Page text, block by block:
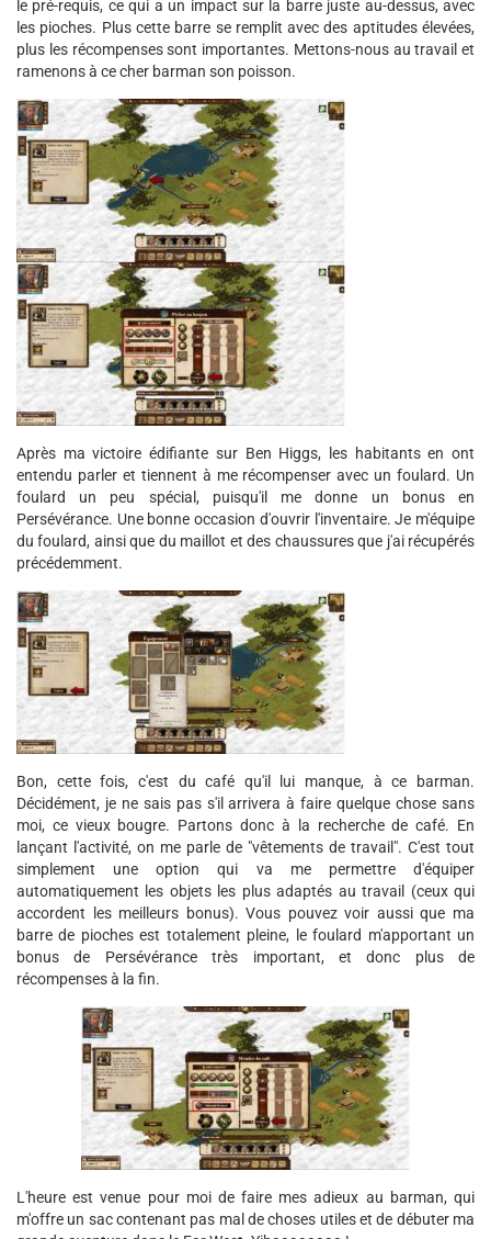
le pré-requis, ce qui a un impact sur la barre juste au-dessus, avec
les pioches. Plus cette barre se remplit avec des aptitudes élevées,
plus les récompenses sont importantes. Mettons-nous au travail et
ramenons à ce cher barman son poisson.
Après ma victoire édifiante sur Ben Higgs, les habitants en ont
entendu parler et tiennent à me récompenser avec un foulard. Un
foulard un peu spécial, puisqu'il me donne un bonus en
Persévérance. Une bonne occasion d'ouvrir l'inventaire. Je m'équipe
du foulard, ainsi que du maillot et des chaussures que j'ai récupérés
précédemment.
Bon, cette fois, c'est du café qu'il lui manque, à ce barman.
Décidément, je ne sais pas s'il arrivera à faire quelque chose sans
moi, ce vieux bougre. Partons donc à la recherche de café. En
lançant l'activité, on me parle de "vêtements de travail". C'est tout
simplement une option qui va me permettre d'équiper
automatiquement les objets les plus adaptés au travail (ceux qui
accordent les meilleurs bonus). Vous pouvez voir aussi que ma
barre de pioches est totalement pleine, le foulard m'apportant un
bonus de Persévérance très important, et donc plus de
récompenses à la fin.
L'heure est venue pour moi de faire mes adieux au barman, qui
m'offre un sac contenant pas mal de choses utiles et de débuter ma